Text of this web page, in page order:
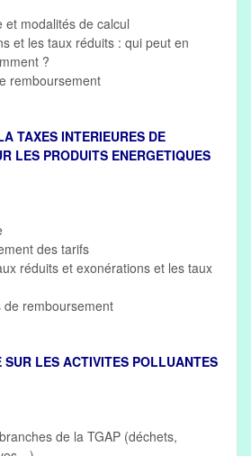
et modalités de calcul
et les taux réduits : qui peut en
?
remboursement
TAXES INTERIEURES DE
LES PRODUITS ENERGETIQUES
des tarifs
réduits et exonérations et les taux
de remboursement
LES ACTIVITES POLLUANTES
de la TGAP (déchets,